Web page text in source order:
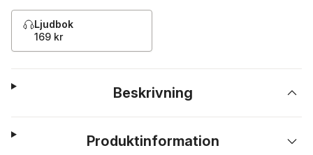
Ljudbok
169 kr
Beskrivning
Produktinformation